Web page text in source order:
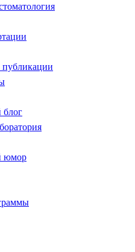
публикации
блог
юмор